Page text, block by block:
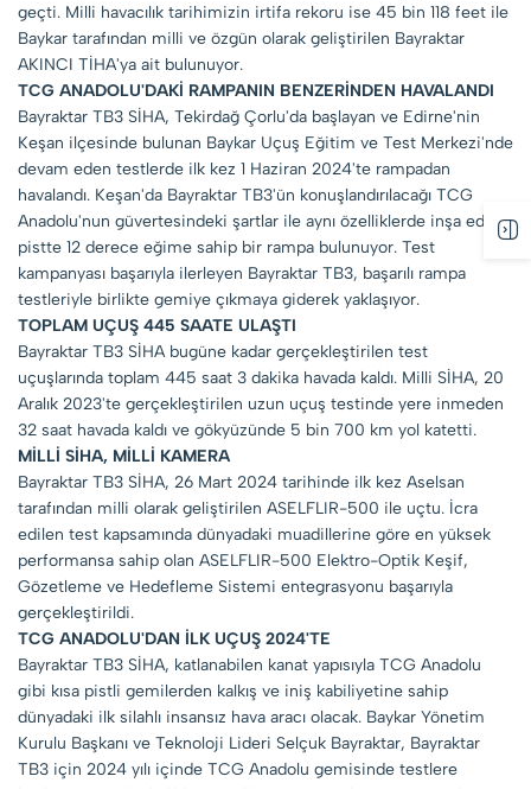
geçti. Milli havacılık tarihimizin irtifa rekoru ise 45 bin 118 feet ile
Baykar tarafından milli ve özgün olarak geliştirilen Bayraktar
AKINCI TİHA'ya ait bulunuyor.
TCG ANADOLU'DAKİ RAMPANIN BENZERİNDEN HAVALANDI
Bayraktar TB3 SİHA, Tekirdağ Çorlu'da başlayan ve Edirne'nin
Keşan ilçesinde bulunan Baykar Uçuş Eğitim ve Test Merkezi'nde
devam eden testlerde ilk kez 1 Haziran 2024'te rampadan
havalandı. Keşan'da Bayraktar TB3'ün konuşlandırılacağı TCG
Anadolu'nun güvertesindeki şartlar ile aynı özelliklerde inşa edilen
pistte 12 derece eğime sahip bir rampa bulunuyor. Test
kampanyası başarıyla ilerleyen Bayraktar TB3, başarılı rampa
testleriyle birlikte gemiye çıkmaya giderek yaklaşıyor.
TOPLAM UÇUŞ 445 SAATE ULAŞTI
Bayraktar TB3 SİHA bugüne kadar gerçekleştirilen test
uçuşlarında toplam 445 saat 3 dakika havada kaldı. Milli SİHA, 20
Aralık 2023'te gerçekleştirilen uzun uçuş testinde yere inmeden
32 saat havada kaldı ve gökyüzünde 5 bin 700 km yol katetti.
MİLLİ SİHA, MİLLİ KAMERA
Bayraktar TB3 SİHA, 26 Mart 2024 tarihinde ilk kez Aselsan
tarafından milli olarak geliştirilen ASELFLIR-500 ile uçtu. İcra
edilen test kapsamında dünyadaki muadillerine göre en yüksek
performansa sahip olan ASELFLIR-500 Elektro-Optik Keşif,
Gözetleme ve Hedefleme Sistemi entegrasyonu başarıyla
gerçekleştirildi.
TCG ANADOLU'DAN İLK UÇUŞ 2024'TE
Bayraktar TB3 SİHA, katlanabilen kanat yapısıyla TCG Anadolu
gibi kısa pistli gemilerden kalkış ve iniş kabiliyetine sahip
dünyadaki ilk silahlı insansız hava aracı olacak. Baykar Yönetim
Kurulu Başkanı ve Teknoloji Lideri Selçuk Bayraktar, Bayraktar
TB3 için 2024 yılı içinde TCG Anadolu gemisinde testlere